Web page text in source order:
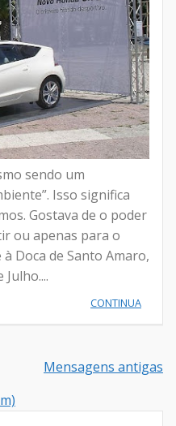
sendo um
Isso significa
Gostava de o poder
ou apenas para o
Doca de Santo Amaro,
CONTINUA
Mensagens antigas